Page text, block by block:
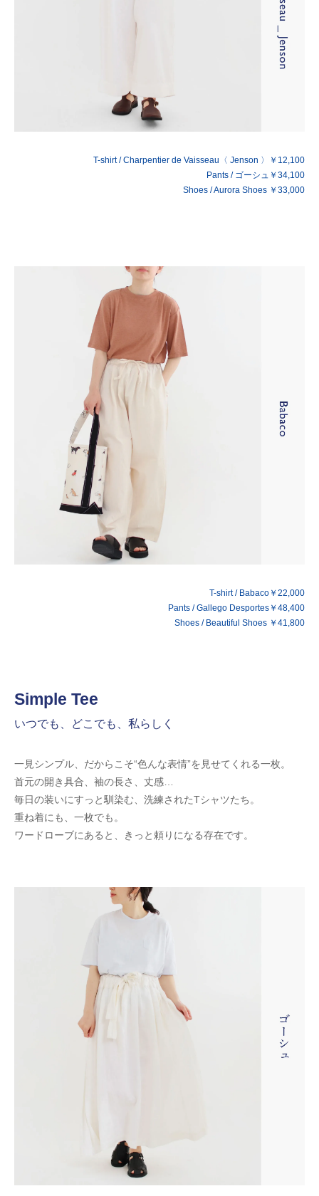
T-shirt / Charpentier de Vaisseau〈 Jenson 〉￥12,100
Pants / ゴーシュ￥34,100
Shoes / Aurora Shoes ￥33,000
T-shirt / Babaco￥22,000
Pants / Gallego Desportes￥48,400
Shoes / Beautiful Shoes ￥41,800
Simple Tee
いつでも、どこでも、私らしく
一見シンプル、だからこそ“色んな表情”を見せてくれる一枚。
首元の開き具合、袖の長さ、丈感…
毎日の装いにすっと馴染む、洗練されたTシャツたち。
重ね着にも、一枚でも。
ワードローブにあると、きっと頼りになる存在です。